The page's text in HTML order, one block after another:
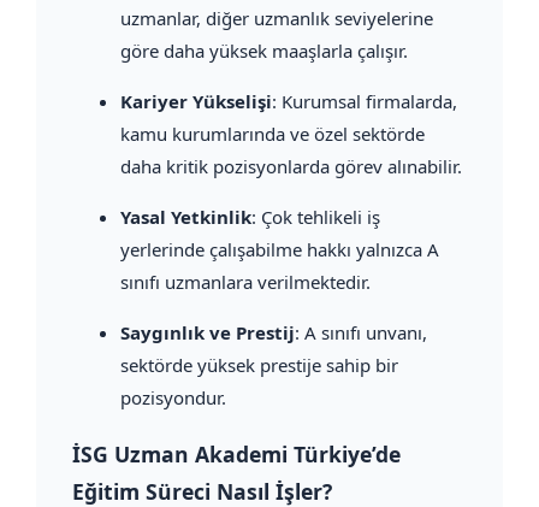
uzmanlar, diğer uzmanlık seviyelerine
göre daha yüksek maaşlarla çalışır.
Kariyer Yükselişi: Kurumsal firmalarda,
kamu kurumlarında ve özel sektörde
daha kritik pozisyonlarda görev alınabilir.
Yasal Yetkinlik: Çok tehlikeli iş
yerlerinde çalışabilme hakkı yalnızca A
sınıfı uzmanlara verilmektedir.
Saygınlık ve Prestij: A sınıfı unvanı,
sektörde yüksek prestije sahip bir
pozisyondur.
İSG Uzman Akademi Türkiye’de
Eğitim Süreci Nasıl İşler?